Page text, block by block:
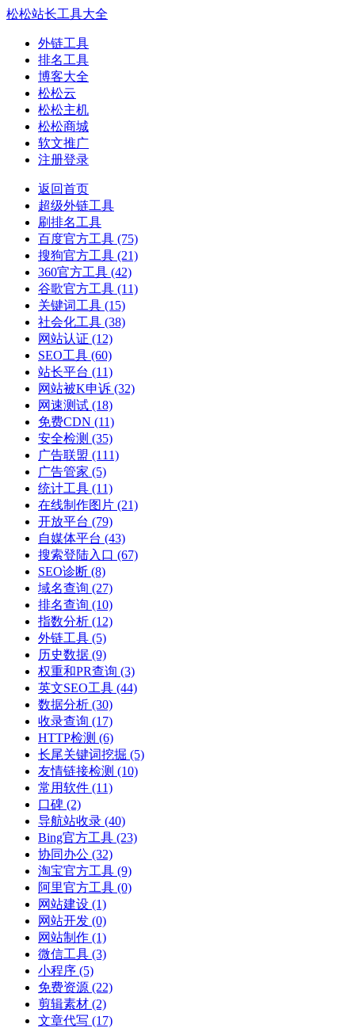
松松站长工具大全
外链工具
排名工具
博客大全
松松云
松松主机
松松商城
软文推广
注册登录
返回首页
超级外链工具
刷排名工具
百度官方工具 (75)
搜狗官方工具 (21)
360官方工具 (42)
谷歌官方工具 (11)
关键词工具 (15)
社会化工具 (38)
网站认证 (12)
SEO工具 (60)
站长平台 (11)
网站被K申诉 (32)
网速测试 (18)
免费CDN (11)
安全检测 (35)
广告联盟 (111)
广告管家 (5)
统计工具 (11)
在线制作图片 (21)
开放平台 (79)
自媒体平台 (43)
搜索登陆入口 (67)
SEO诊断 (8)
域名查询 (27)
排名查询 (10)
指数分析 (12)
外链工具 (5)
历史数据 (9)
权重和PR查询 (3)
英文SEO工具 (44)
数据分析 (30)
收录查询 (17)
HTTP检测 (6)
长尾关键词挖掘 (5)
友情链接检测 (10)
常用软件 (11)
口碑 (2)
导航站收录 (40)
Bing官方工具 (23)
协同办公 (32)
淘宝官方工具 (9)
阿里官方工具 (0)
网站建设 (1)
网站开发 (0)
网站制作 (1)
微信工具 (3)
小程序 (5)
免费资源 (22)
剪辑素材 (2)
文章代写 (17)